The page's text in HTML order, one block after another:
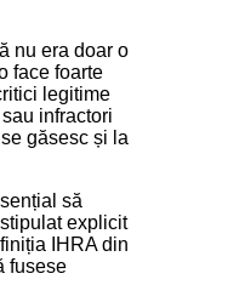
nu era doar o
face foarte
legitime
infractori
găsesc și la
să
explicit
IHRA din
fusese